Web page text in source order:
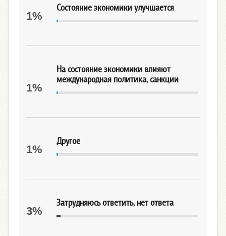
Состояние экономики улучшается
1%
На состояние экономики влияют
международная политика, санкции
1%
Другое
1%
Затрудняюсь ответить, нет ответа
3%